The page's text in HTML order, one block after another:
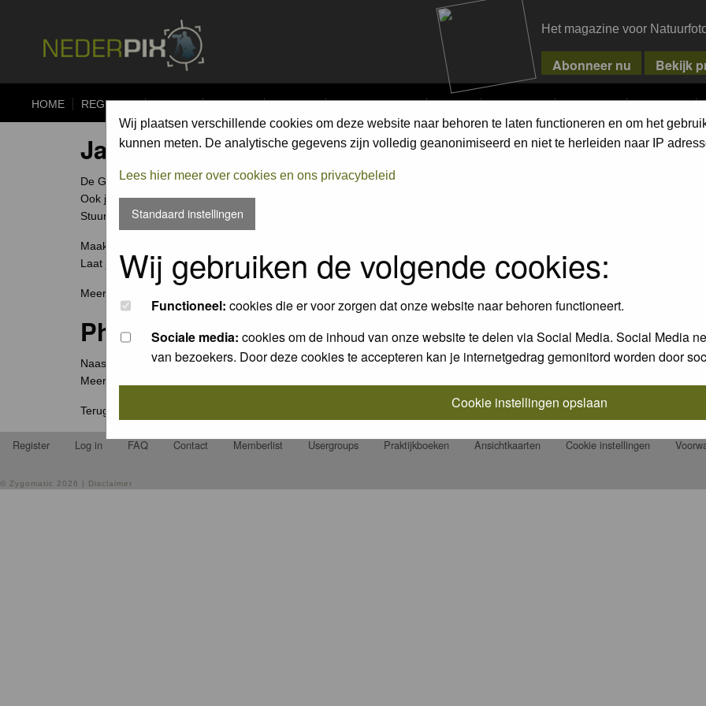
Het magazine voor
HOME REGISTER FORUM UPLOAD ALBUMS COMPETITIONS PIXPAS MAGAZINE WEBSHOP CONTACT
Wij plaatsen verschillende cookies om deze website naar behoren te laten functioneren en om het
kunnen meten. De analytische gegevens zijn volledig geanonimiseerd en niet te herleiden naar IP
Lees hier meer over cookies en ons privacybeleid
Standaard instellingen
Wij gebruiken de volgende cookies:
Functioneel: cookies die er voor zorgen dat onze website naar behoren functioneert.
Sociale media: cookies om de inhoud van onze website te delen via Social Media. Social Media
van bezoekers. Door deze cookies te accepteren kan je internetgedrag gemonitord worden door
Cookie instellingen opslaan
Jaarcompetitie
De Groene Camera is een fotowedstrijd voor elke natuurfotograaf uit Nederland en België.
Ook jouw foto archief bevat ongetwijfeld verborgen schatten; foto's waar je trots op bent.
Stuur ze in en wie weet win jij de Groene Camera of een van de vele andere prijzen.
Maak je je meeste foto's in Nederland of België? Dan past de Groene Camera helemaal bij jou.
Laat je mooiste foto's niet 'verstoffen' op je harde schijf, maar stuur je foto's in voor de Groene Camera!
Meer weten over deze wedstrijd ga naar
Photochallenge
Naast de jaarlijkse Groene Camera wedstrijden organiseert Natuurfotografie.nl vaak photochallenges met leuke prijzen.
Meer weten? Ga naar
Terug naar
Register Log in FAQ Contact Memberlist Usergroups Praktijkboeken Ansichtkaarten Cookie instellingen
© Zygomatic 2026 | Disclaimer